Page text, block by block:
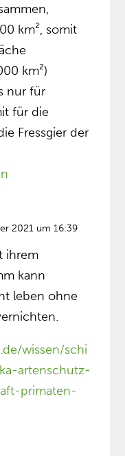
km², somit
km²)
nur für
für die
Fressgier der
2021 um 16:39
ihrem
kann
leben ohne
wissen/schi
artenschutz-
primaten-